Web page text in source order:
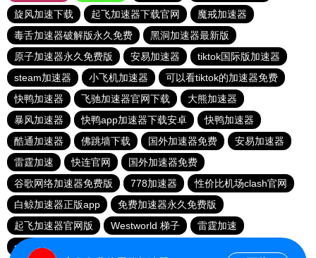
旋风加速下载
起飞加速器下载官网
魔戒加速器
毒舌加速器破解版永久免费
黑洞加速器最新版
原子加速器永久免费版
安易加速器
tiktok国际版加速器
steam加速器
小飞机加速器
可以看tiktok的加速器免费
快鸭加速器
飞驰加速器官网下载
大熊加速器
暴风加速器
快鸭app加速器下载安卓
快鸭加速器
酷通加速器
佛跳墙下载 国外加速器免费
安易加速器
雷霆加速
快连官网
国外加速器免费
谷歌网络加速器免费版
778加速器
性价比机场clash官网
白鲸加速器正版app
免费加速器永久免费版
起飞加速器官网版
Westworld 梯子
雷霆加速
shadowrock加速器 官方版